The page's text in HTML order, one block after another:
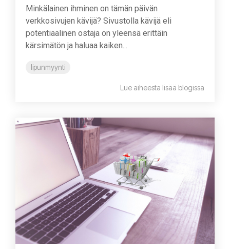
Minkälainen ihminen on tämän päivän
verkkosivujen kävijä? Sivustolla kävijä eli
potentiaalinen ostaja on yleensä erittäin
kärsimätön ja haluaa kaiken...
lipunmyynti
Lue aiheesta lisää blogissa